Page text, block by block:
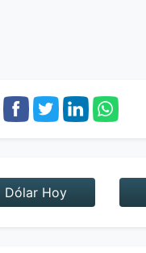
Dólar Hoy